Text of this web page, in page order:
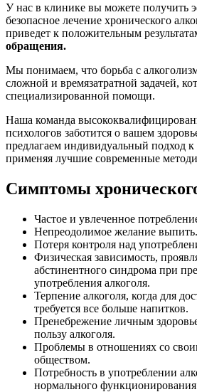
У нас в клинике вы можете получить
безопасное лечение хронического
приведет к положительным
обращения.
Мы понимаем, что борьба с
сложной и времязатратной задачей,
специализированной помощи.
Наша команда
психологов заботится о вашем
предлагаем индивидуальный подход
применяя лучшие современные
Симптомы
Частое и увлеченное
Непреодолимое желание выпить.
Потеря контроля над
Физическая зависимость,
абстинентного синдрома при
употребления алкоголя.
Терпение алкоголя, когда для
требуется все больше напитков.
Пренебрежение личным
пользу алкоголя.
Проблемы в отношениях со
обществом.
Потребность в употреблении
нормального